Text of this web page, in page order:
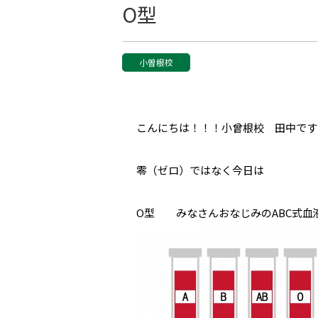
O型
小曽根校
こんにちは！！！小曾根校 田中です
零（ゼロ）ではなく今日は
O型 みなさんおなじみのABC式血